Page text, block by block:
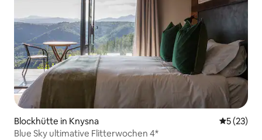
Blockhütte in Knysna
5 (23)
Blue Sky ultimative Flitterwochen 4*